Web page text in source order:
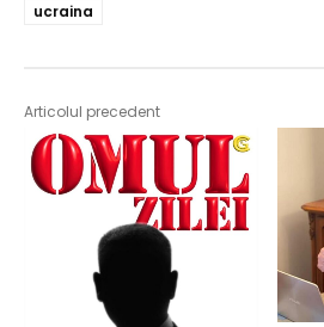
ucraina
Articolul precedent